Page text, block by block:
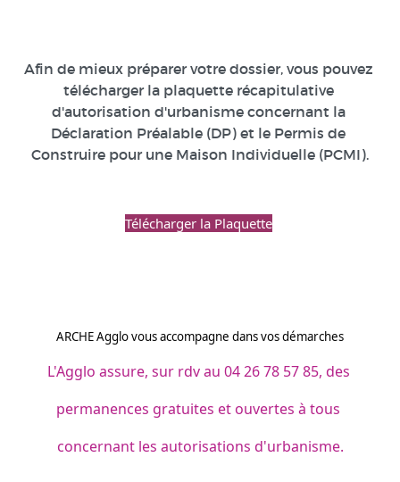
Afin de mieux préparer votre dossier, vous pouvez
télécharger la plaquette récapitulative
d'autorisation d'urbanisme concernant la
Déclaration Préalable (DP) et le Permis de
Construire pour une Maison Individuelle (PCMI).
Télécharger la Plaquette
ARCHE Agglo vous accompagne dans vos démarches
L'Agglo assure, sur rdv au 04 26 78 57 85, des
permanences gratuites et ouvertes à tous
concernant les autorisations d'urbanisme.